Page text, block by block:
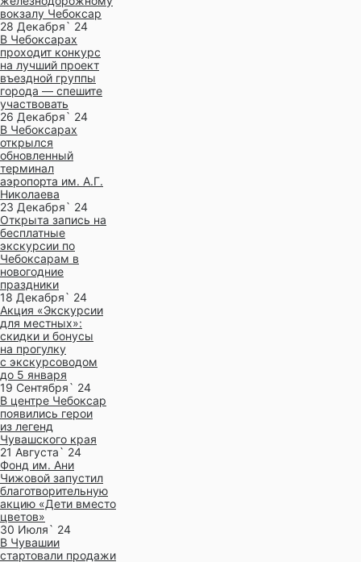
вокзалу Чебоксар
28 Декабря` 24
В Чебоксарах
проходит конкурс
на лучший проект
въездной группы
города — спешите
участвовать
26 Декабря` 24
В Чебоксарах
открылся
обновленный
терминал
аэропорта им. А.Г.
Николаева
23 Декабря` 24
Открыта запись на
бесплатные
экскурсии по
Чебоксарам в
новогодние
праздники
18 Декабря` 24
Акция «Экскурсии
для местных»:
скидки и бонусы
на прогулку
с экскурсоводом
до 5 января
19 Сентября` 24
В центре Чебоксар
появились герои
из легенд
Чувашского края
21 Августа` 24
Фонд им. Ани
Чижовой запустил
благотворительную
акцию «Дети вместо
цветов»
30 Июля` 24
В Чувашии
стартовали продажи